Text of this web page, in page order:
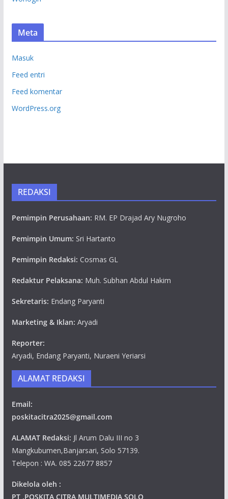
Meta
Masuk
Feed entri
Feed komentar
WordPress.org
REDAKSI
Pemimpin Perusahaan: RM. EP Drajad Ary Nugroho
Pemimpin Umum: Sri Hartanto
Pemimpin Redaksi: Cosmas GL
Redaktur Pelaksana: Muh. Subhan Abdul Hakim
Sekretaris: Endang Paryanti
Marketing & Iklan: Aryadi
Reporter:
Aryadi, Endang Paryanti, Nuraeni Yeriarsi
ALAMAT REDAKSI
Email:
poskitacitra2025@gmail.com
ALAMAT Redaksi: Jl Arum Dalu III no 3
Mangkubumen,Banjarsari, Solo 57139.
Telepon : WA. 085 22677 8857
Dikelola oleh :
PT .POSKITA CITRA MULTIMEDIA SOLO